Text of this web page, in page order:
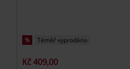
% Téměř vyprodáno
Kč 409,00